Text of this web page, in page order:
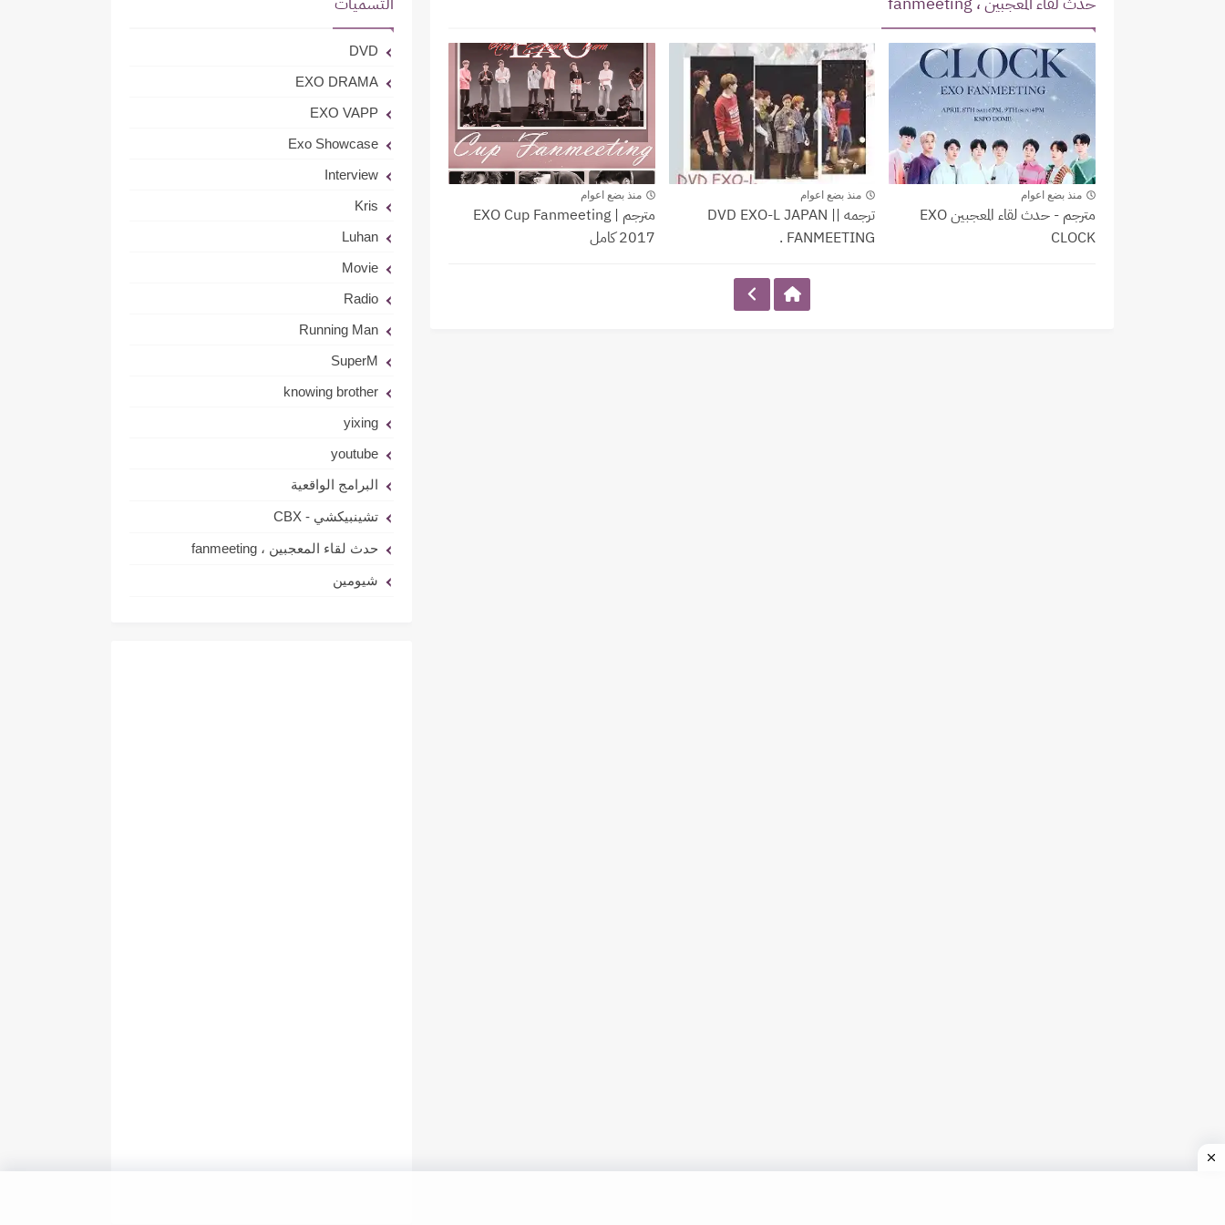
حدث لقاء المعجبين ، fanmeeting
منذ بضع اعوام
مترجم - حدث لقاء المعجبين EXO
CLOCK
حدث لقاء المعجبين ، fanmeeting
منذ بضع اعوام
ترجمه || DVD EXO-L JAPAN
FANMEETING .
حدث لقاء المعجبين ، fanmeeting
منذ بضع اعوام
مترجم | EXO Cup Fanmeeting
2017 كامل
DVD
EXO DRAMA
EXO VAPP
Exo Showcase
Interview
Kris
Luhan
Movie
Radio
Running Man
SuperM
knowing brother
yixing
youtube
البرامج الواقعية
تشينبيكشي - CBX
حدث لقاء المعجبين ، fanmeeting
شيومين